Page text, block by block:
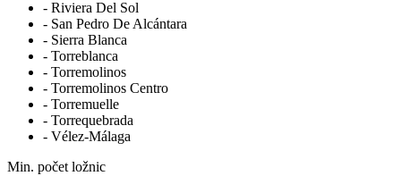
- Riviera Del Sol
- San Pedro De Alcántara
- Sierra Blanca
- Torreblanca
- Torremolinos
- Torremolinos Centro
- Torremuelle
- Torrequebrada
- Vélez-Málaga
Min. počet ložnic